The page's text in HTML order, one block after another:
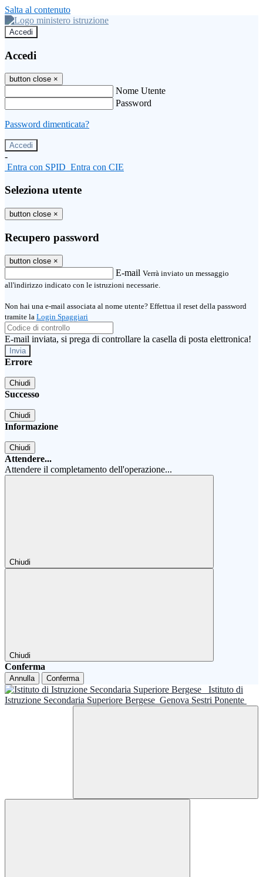
Salta al contenuto
Accedi
Accedi
button close ×
Nome Utente
Password
Password dimenticata?
-
Entra con SPID Entra con CIE
Seleziona utente
button close ×
Recupero password
button close ×
E-mail Verrà inviato un messaggio
all'indirizzo indicato con le istruzioni necessarie.
Non hai una e-mail associata al nome utente? Effettua il reset della password
tramite la Login Spaggiari
E-mail inviata, si prega di controllare la casella di posta elettronica!
Errore
Chiudi
Successo
Chiudi
Informazione
Chiudi
Attendere...
Attendere il completamento dell'operazione...
Chiudi
Chiudi
Conferma
Annulla Conferma
Istituto di
Istruzione Secondaria Superiore Bergese Genova Sestri Ponente